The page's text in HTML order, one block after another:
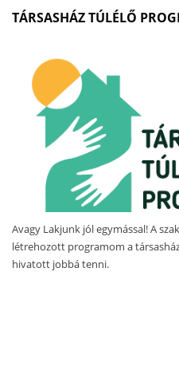
TÁRSASHÁZ TÚLÉLŐ
Avagy Lakjunk jól egymással! A
létrehozott programom a
hivatott jobbá tenni.